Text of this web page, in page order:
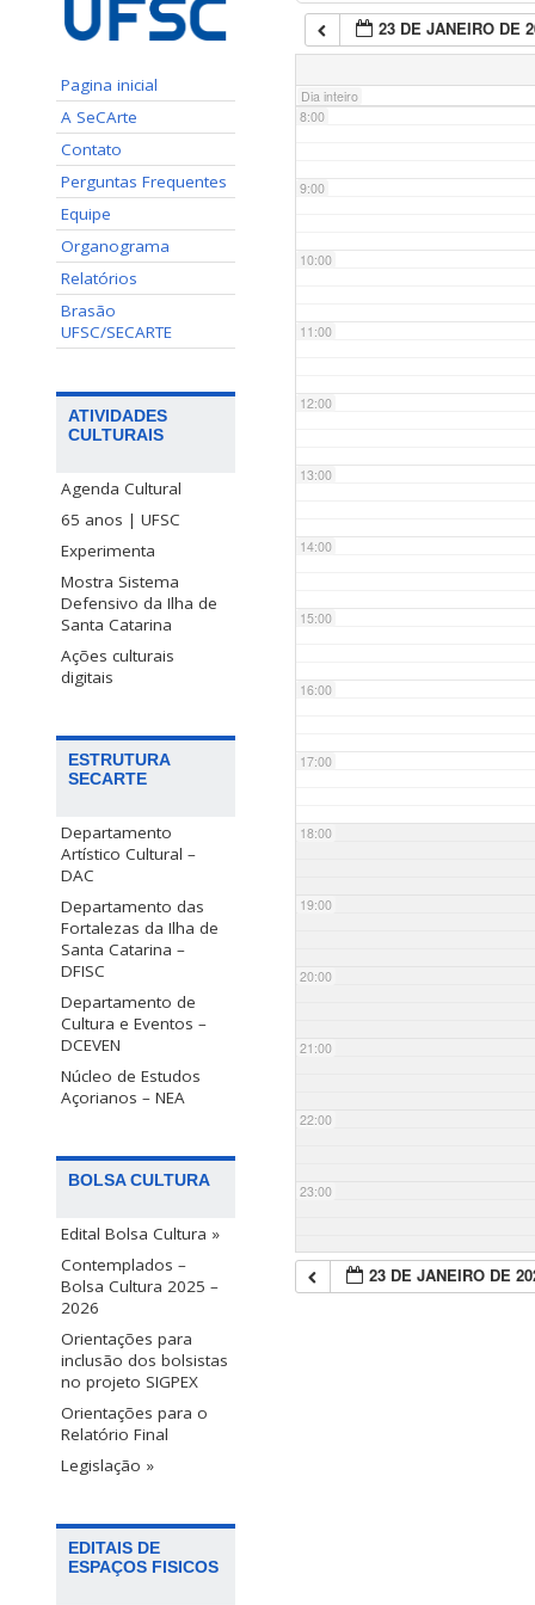
Pagina inicial
A SeCArte
Contato
Perguntas Frequentes
Equipe
Organograma
Relatórios
Brasão
UFSC/SECARTE
ATIVIDADES
CULTURAIS
Agenda Cultural
65 anos | UFSC
Experimenta
Mostra Sistema
Defensivo da Ilha de
Santa Catarina
Ações culturais
digitais
ESTRUTURA
SECARTE
Departamento
Artístico Cultural –
DAC
Departamento das
Fortalezas da Ilha de
Santa Catarina –
DFISC
Departamento de
Cultura e Eventos –
DCEVEN
Núcleo de Estudos
Açorianos – NEA
BOLSA CULTURA
Edital Bolsa Cultura »
Contemplados –
Bolsa Cultura 2025 –
2026
Orientações para
inclusão dos bolsistas
no projeto SIGPEX
Orientações para o
Relatório Final
Legislação »
EDITAIS DE
ESPAÇOS FISICOS
23 DE JANEIRO DE
Dia inteiro
7:00
8:00
9:00
10:00
11:00
12:00
13:00
14:00
15:00
16:00
17:00
18:00
19:00
20:00
21:00
22:00
23:00
23 DE JANEIRO DE